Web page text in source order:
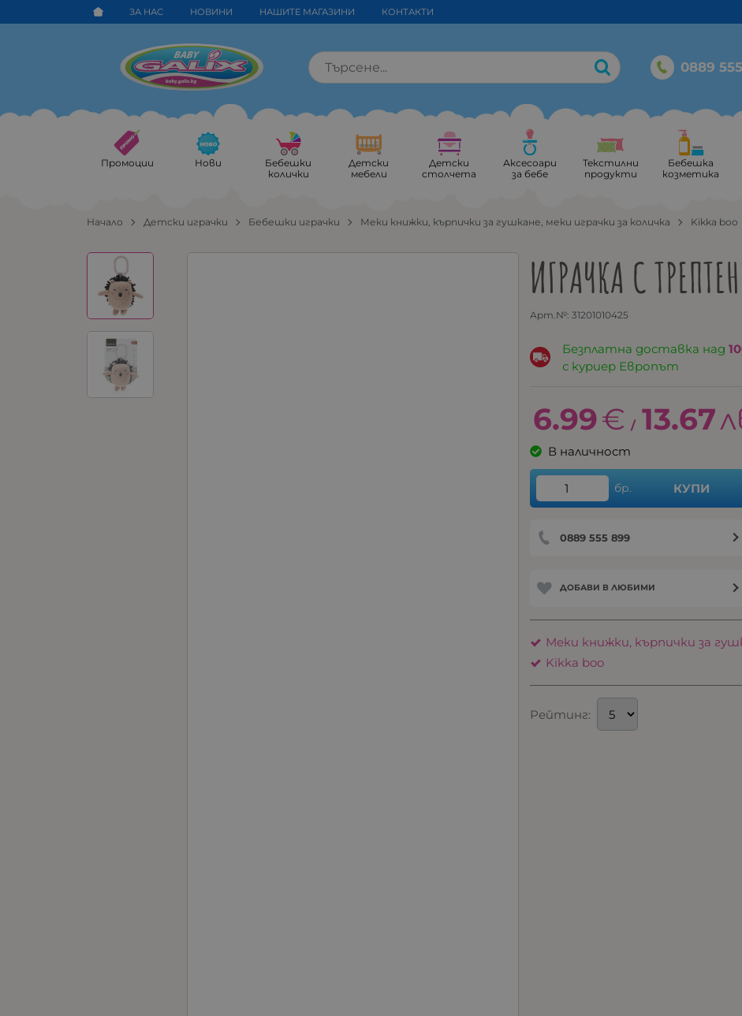
ЗА НАС НОВИНИ НАШИТЕ МАГАЗИНИ КОНТАКТИ
0889
Промоции Нови
Бебешки
колички
Детски
мебели
Детски
столчета
Аксесоари
за бебе
Текстилни
продукти
Бебешка
козметика
Начало Детски играчки Бебешки играчки Меки книжки, кърпички за гушкане, меки играчки за количка Kikka boo
ИГРАЧКА С
Арт.№: 31201010425
Безплатна доставка над
с куриер Европът
6.99€ / 13.67
В наличност
бр. КУПИ
0889 555 899
ДОБАВИ В ЛЮБИМИ
Меки книжки, кърпички за
Kikka boo
Рейтинг: